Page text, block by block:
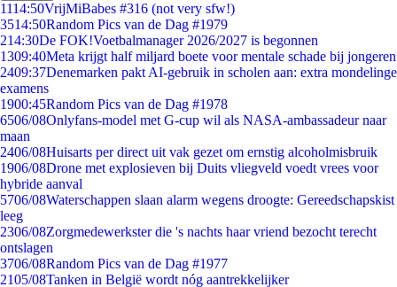
1114:50VrijMiBabes #316 (not very sfw!)
3514:50Random Pics van de Dag #1979
214:30De FOK!Voetbalmanager 2026/2027 is begonnen
1309:40Meta krijgt half miljard boete voor mentale schade bij jongeren
2409:37Denemarken pakt AI-gebruik in scholen aan: extra mondelinge
examens
1900:45Random Pics van de Dag #1978
6506/08Onlyfans-model met G-cup wil als NASA-ambassadeur naar
maan
2406/08Huisarts per direct uit vak gezet om ernstig alcoholmisbruik
1906/08Drone met explosieven bij Duits vliegveld voedt vrees voor
hybride aanval
5706/08Waterschappen slaan alarm wegens droogte: Gereedschapskist
leeg
2306/08Zorgmedewerkster die 's nachts haar vriend bezocht terecht
ontslagen
3706/08Random Pics van de Dag #1977
2105/08Tanken in België wordt nóg aantrekkelijker